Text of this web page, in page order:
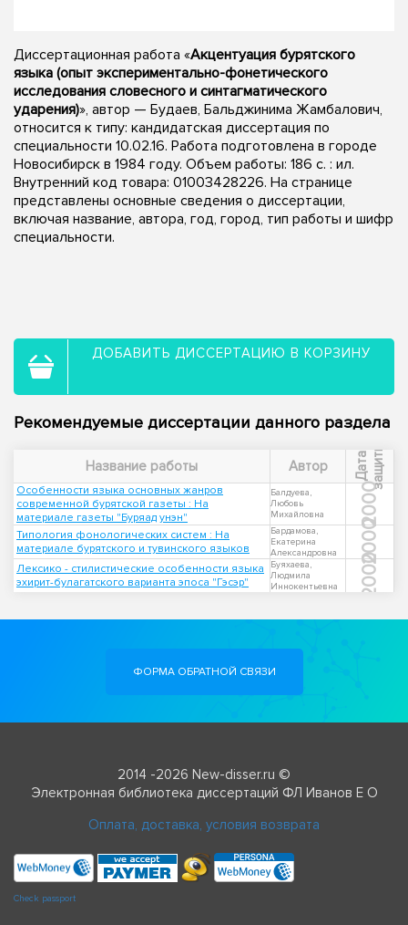
Диссертационная работа «Акцентуация бурятского
языка (опыт экспериментально-фонетического
исследования словесного и синтагматического
ударения)», автор — Будаев, Бальджинима Жамбалович,
относится к типу: кандидатская диссертация по
специальности 10.02.16. Работа подготовлена в городе
Новосибирск в 1984 году. Объем работы: 186 c. : ил.
Внутренний код товара: 01003428226. На странице
представлены основные сведения о диссертации,
включая название, автора, год, город, тип работы и шифр
специальности.
ДОБАВИТЬ ДИССЕРТАЦИЮ В КОРЗИНУ
Рекомендуемые диссертации данного раздела
Название работы Автор Д
а
т
а
з
а
щ
и
т ы
Особенности языка основных жанров
современной бурятской газеты : На
материале газеты "Буряад yнэн"
Балдуева,
Любовь
Михайловна
2000
Типология фонологических систем : На
материале бурятского и тувинского языков
Бардамова,
Екатерина
Александровна
2000
Лексико - стилистические особенности языка
эхирит-булагатского варианта эпоса "Гэсэр"
Буяхаева,
Людмила
Иннокентьевна
2000
ФОРМА ОБРАТНОЙ СВЯЗИ
2014 -2026 New-disser.ru ©
Электронная библиотека диссертаций ФЛ Иванов Е О
Оплата, доставка, условия возврата
Check passport